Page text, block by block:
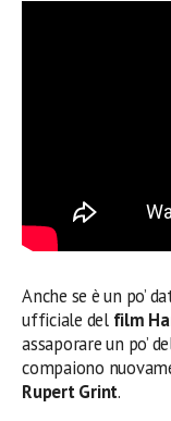
Anche se è un po’
ufficiale del film
assaporare un po’
compaiono
Rupert Grint.